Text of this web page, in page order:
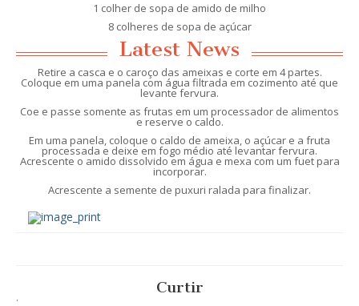
1 colher de sopa de amido de milho
8 colheres de sopa de açúcar
Latest News
Retire a casca e o caroço das ameixas e corte em 4 partes.
Coloque em uma panela com água filtrada em cozimento até que
levante fervura.
Coe e passe somente as frutas em um processador de alimentos
e reserve o caldo.
Em uma panela, coloque o caldo de ameixa, o açúcar e a fruta
processada e deixe em fogo médio até levantar fervura.
Acrescente o amido dissolvido em água e mexa com um fuet para
incorporar.
Acrescente a semente de puxuri ralada para finalizar.
Curtir
.